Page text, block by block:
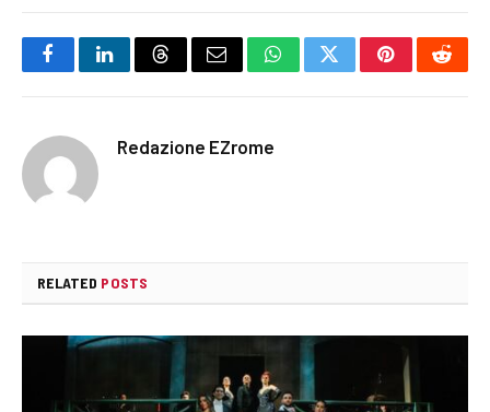
FacebookLinkedInThreadsEmail WhatsAppTwitterPinterest
Redazione EZrome
RELATED POSTS